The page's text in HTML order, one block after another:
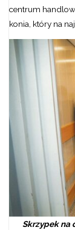
centrum
konia, który na
Skrzypek na